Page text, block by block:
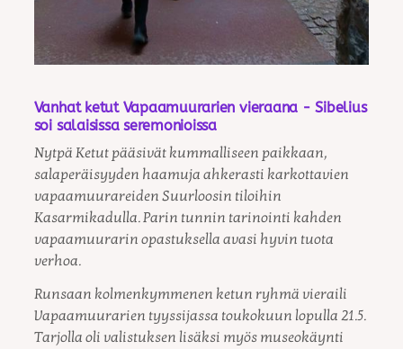
Vanhat ketut Vapaamuurarien vieraana - Sibelius
soi salaisissa seremonioissa
Nytpä Ketut pääsivät kummalliseen paikkaan,
salaperäisyyden haamuja ahkerasti karkottavien
vapaamuurareiden Suurloosin tiloihin
Kasarmikadulla. Parin tunnin tarinointi kahden
vapaamuurarin opastuksella avasi hyvin tuota
verhoa.
Runsaan kolmenkymmenen ketun ryhmä vieraili
Vapaamuurarien tyyssijassa toukokuun lopulla 21.5.
Tarjolla oli valistuksen lisäksi myös museokäynti